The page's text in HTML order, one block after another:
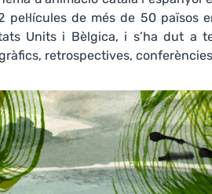
pel·lícules de més de 50
Units i Bèlgica, i s’ha dut a
retrospectives,